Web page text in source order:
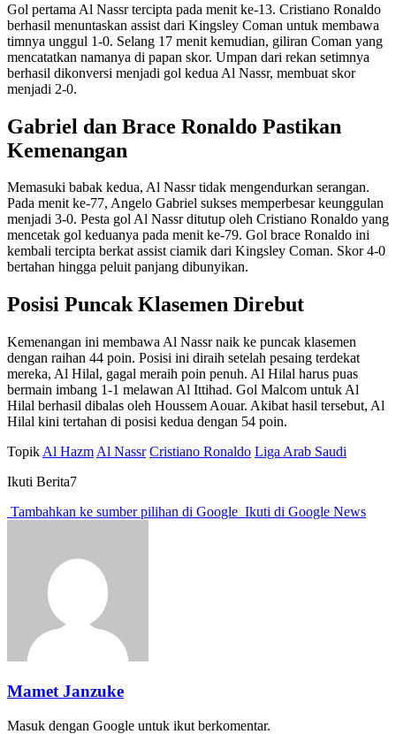
Gol pertama Al Nassr tercipta pada menit ke-13. Cristiano Ronaldo
berhasil menuntaskan assist dari Kingsley Coman untuk membawa
timnya unggul 1-0. Selang 17 menit kemudian, giliran Coman yang
mencatatkan namanya di papan skor. Umpan dari rekan setimnya
berhasil dikonversi menjadi gol kedua Al Nassr, membuat skor
menjadi 2-0.
Gabriel dan Brace Ronaldo Pastikan
Kemenangan
Memasuki babak kedua, Al Nassr tidak mengendurkan serangan.
Pada menit ke-77, Angelo Gabriel sukses memperbesar keunggulan
menjadi 3-0. Pesta gol Al Nassr ditutup oleh Cristiano Ronaldo yang
mencetak gol keduanya pada menit ke-79. Gol brace Ronaldo ini
kembali tercipta berkat assist ciamik dari Kingsley Coman. Skor 4-0
bertahan hingga peluit panjang dibunyikan.
Posisi Puncak Klasemen Direbut
Kemenangan ini membawa Al Nassr naik ke puncak klasemen
dengan raihan 44 poin. Posisi ini diraih setelah pesaing terdekat
mereka, Al Hilal, gagal meraih poin penuh. Al Hilal harus puas
bermain imbang 1-1 melawan Al Ittihad. Gol Malcom untuk Al
Hilal berhasil dibalas oleh Houssem Aouar. Akibat hasil tersebut, Al
Hilal kini tertahan di posisi kedua dengan 54 poin.
Topik Al Hazm Al Nassr Cristiano Ronaldo Liga Arab Saudi
Ikuti Berita7
Tambahkan ke sumber pilihan di Google Ikuti di Google News
Mamet Janzuke
Masuk dengan Google untuk ikut berkomentar.